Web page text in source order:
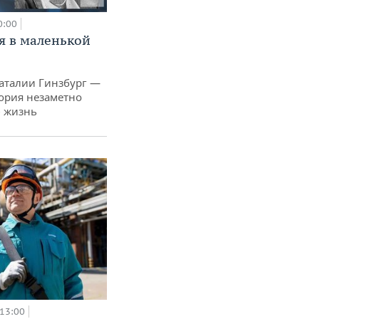
в маленькой
Гинзбург —
незаметно
жизнь
13:00